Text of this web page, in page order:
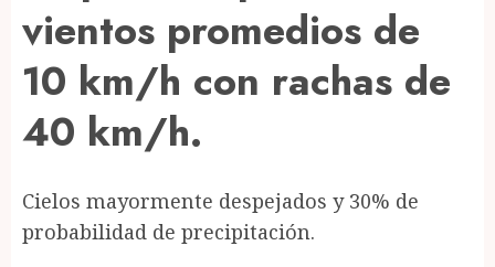
vientos promedios de
10 km/h con rachas de
40 km/h.
Cielos mayormente despejados y 30% de
probabilidad de precipitación.